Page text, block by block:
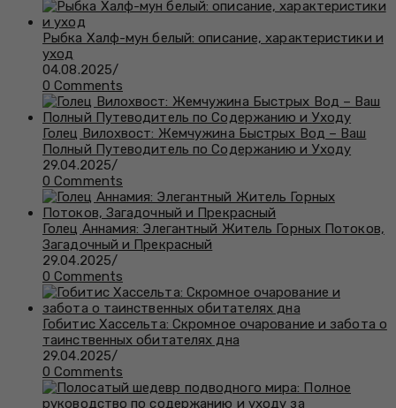
Рыбка Халф-мун белый: описание, характеристики и
уход
04.08.2025/
0 Comments
Голец Вилохвост: Жемчужина Быстрых Вод – Ваш
Полный Путеводитель по Содержанию и Уходу
29.04.2025/
0 Comments
Голец Аннамия: Элегантный Житель Горных Потоков,
Загадочный и Прекрасный
29.04.2025/
0 Comments
Гобитис Хассельта: Скромное очарование и забота о
таинственных обитателях дна
29.04.2025/
0 Comments